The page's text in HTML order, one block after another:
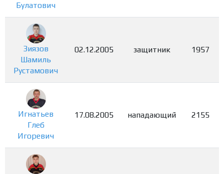
Булатович
Зиязов
Шамиль
Рустамович
02.12.2005 защитник 1957
Игнатьев
Глеб
Игоревич
17.08.2005 нападающий 2155